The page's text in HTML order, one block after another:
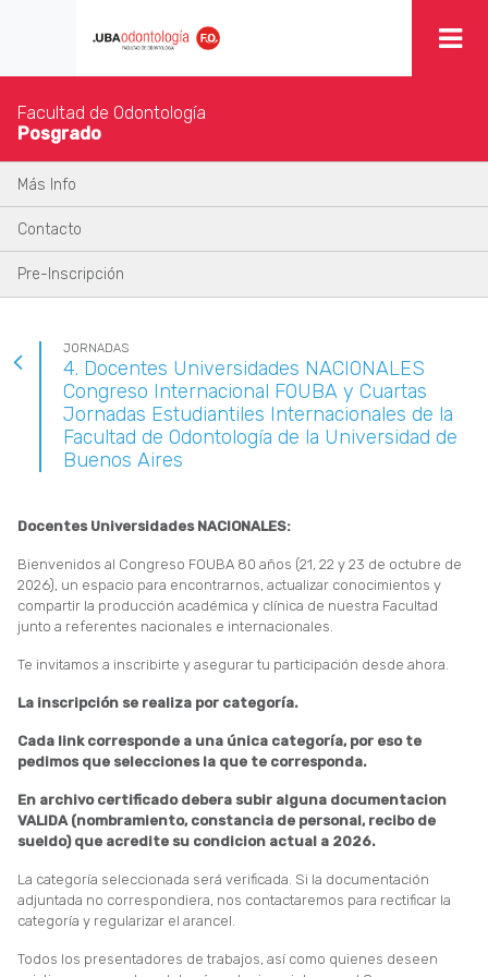
Facultad de Odontología
Posgrado
Más Info
Contacto
Pre-Inscripción
JORNADAS
4. Docentes Universidades NACIONALES
Congreso Internacional FOUBA y Cuartas
Jornadas Estudiantiles Internacionales de la
Facultad de Odontología de la Universidad de
Buenos Aires
Docentes Universidades NACIONALES:
Bienvenidos al Congreso FOUBA 80 años (21, 22 y 23 de octubre de
2026), un espacio para encontrarnos, actualizar conocimientos y
compartir la producción académica y clínica de nuestra Facultad
junto a referentes nacionales e internacionales.
Te invitamos a inscribirte y asegurar tu participación desde ahora.
La inscripción se realiza por categoría.
Cada link corresponde a una única categoría, por eso te
pedimos que selecciones la que te corresponda.
En archivo certificado debera subir alguna documentacion
VALIDA (nombramiento, constancia de personal, recibo de
sueldo) que acredite su condicion actual a 2026.
La categoría seleccionada será verificada. Si la documentación
adjuntada no correspondiera, nos contactaremos para rectificar la
categoría y regularizar el arancel.
Todos los presentadores de trabajos, así como quienes deseen